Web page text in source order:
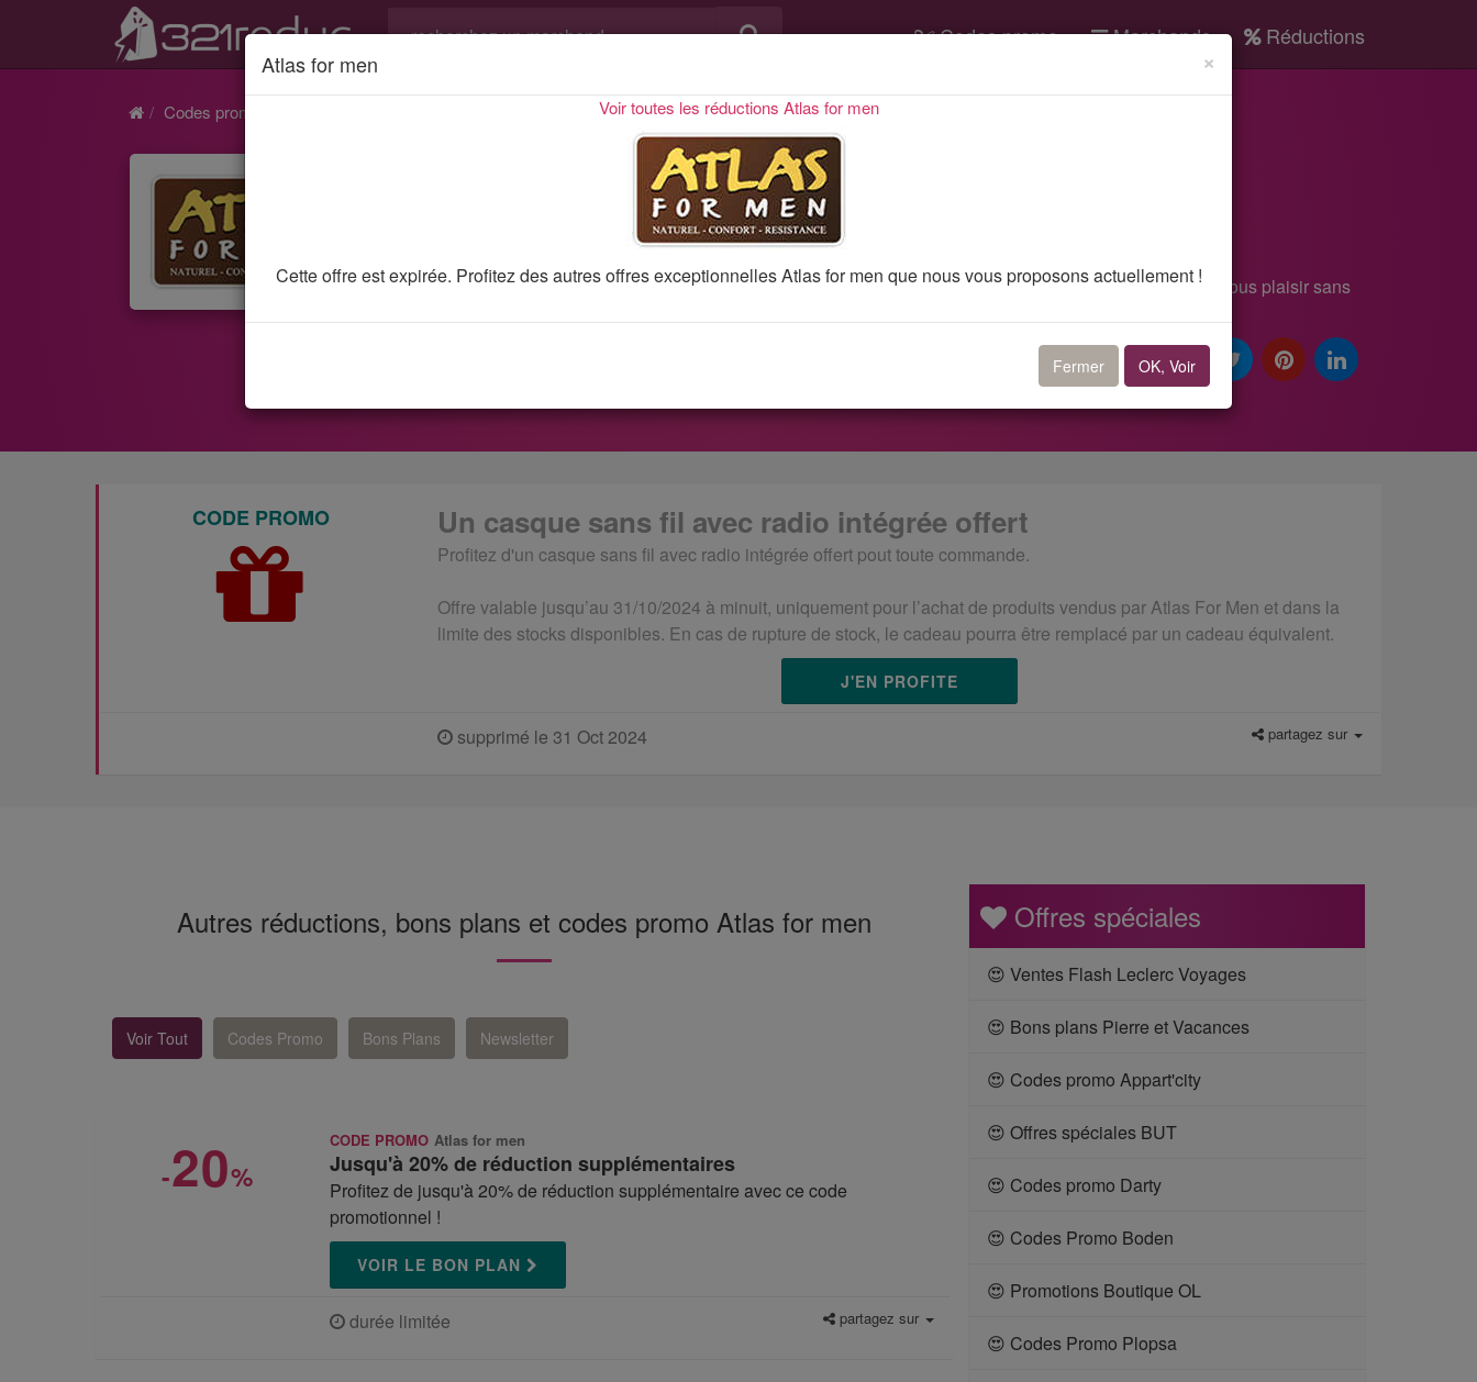
Codes promo Marchands Réductions
Codes promo et réductions Code promo 10328
Code promo Atlas for men
Un casque sans fil avec radio intégrée offert
3 codes promo, bons plans et réductionsAtlas for menvérifiés et mis à jour quotidiennement. Faites-vous plaisir sans
CODE PROMO Un casque sans fil avec radio intégrée offert
Profitez d'un casque sans fil avec radio intégrée offert pout toute commande.
Offre valable jusqu’au 31/10/2024 à minuit, uniquement pour l’achat de produits vendus par Atlas For Men et dans la
limite des stocks disponibles. En cas de rupture de stock, le cadeau pourra être remplacé par un cadeau équivalent.
J'EN PROFITE
supprimé le 31 Oct 2024 partagez sur
Autres réductions, bons plans et codes promo Atlas for men
Voir Tout Codes Promo Bons Plans Newsletter
-20%
CODE PROMO Atlas for men
Jusqu'à 20% de réduction supplémentaires
Profitez de jusqu'à 20% de réduction supplémentaire avec ce code
promotionnel !
VOIR LE BON PLAN
durée limitée partagez sur
Offres spéciales
😍 Ventes Flash Leclerc Voyages
😍 Bons plans Pierre et Vacances
😍 Codes promo Appart'city
😍 Offres spéciales BUT
😍 Codes promo Darty
😍 Codes Promo Boden
😍 Promotions Boutique OL
😍 Codes Promo Plopsa
×
Atlas for men
Voir toutes les réductions Atlas for men
Cette offre est expirée. Profitez des autres offres exceptionnelles Atlas for men que nous vous proposons actuellement !
Fermer OK, Voir